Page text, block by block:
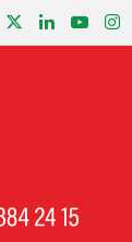
FacebookLinkedIn